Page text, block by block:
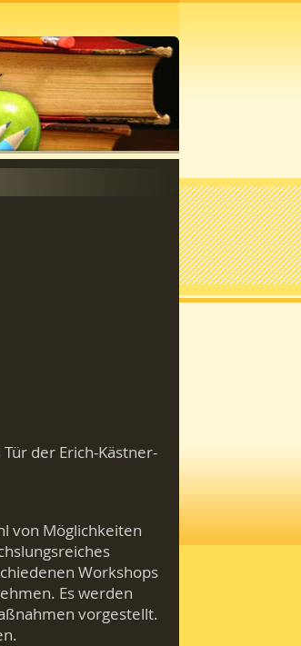
der Erich-Kästner-
von Möglichkeiten
Workshops
Es werden
vorgestellt.